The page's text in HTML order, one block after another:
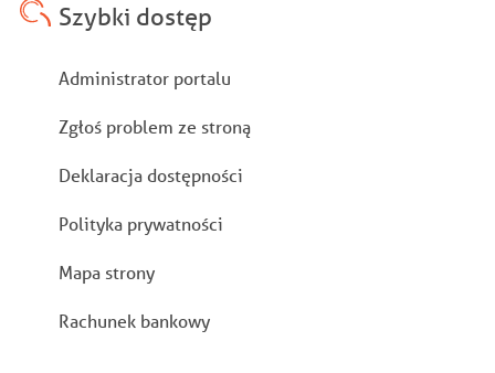
Szybki dostęp
Stopka
Administrator portalu
Zgłoś problem ze stroną
Deklaracja dostępności
Polityka prywatności
Mapa strony
Rachunek bankowy